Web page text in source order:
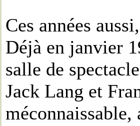
Ces années
Déjà en janvier
salle de
Jack Lang et